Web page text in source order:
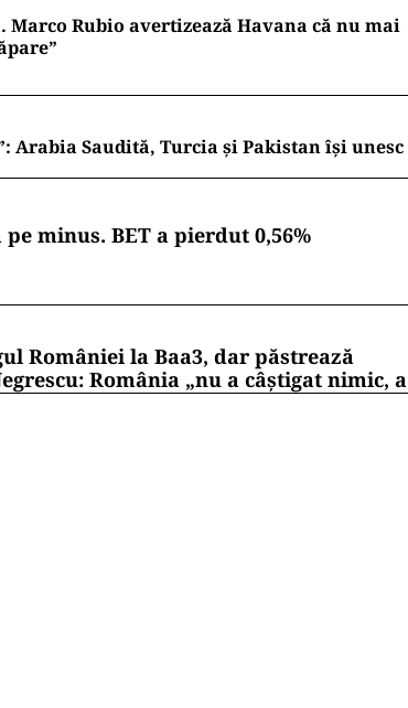
Rubio avertizează Havana că nu mai
Arabia Saudită, Turcia și Pakistan își unesc
minus. BET a pierdut 0,56%
României la Baa3, dar păstrează
România „nu a câștigat nimic, a